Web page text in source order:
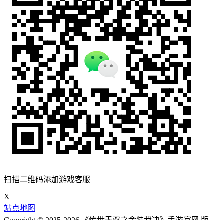
扫描二维码添加游戏客服
X
站点地图